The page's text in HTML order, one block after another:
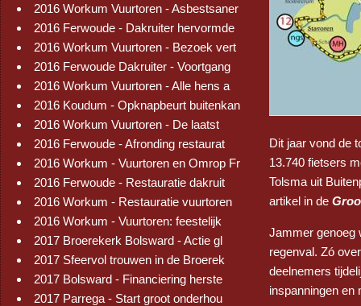
2016 Workum Vuurtoren - Asbestsaner
2016 Ferwoude - Dakruiter hervormde
2016 Workum Vuurtoren - Bezoek vert
2016 Ferwoude Dakruiter - Voortgang
2016 Workum Vuurtoren - Alle hens a
2016 Koudum - Opknapbeurt buitenkan
2016 Workum Vuurtoren - De laatst
2016 Ferwoude - Afronding restaurat
2016 Workum - Vuurtoren en Omrop Fr
2016 Ferwoude - Restauratie dakruit
2016 Workum - Restauratie vuurtoren
2016 Workum - Vuurtoren: feestelijk
2017 Broerekerk Bolsward - Actie gl
2017 Sfeervol trouwen in de Broerek
2017 Bolsward - Financiering herste
2017 Parrega - Start groot onderhou
Dit jaar vond de
13.740 fietsers
Tolsma uit
artikel in de
Jammer genoeg
regenval. Zó
deelnemers
inspanningen en